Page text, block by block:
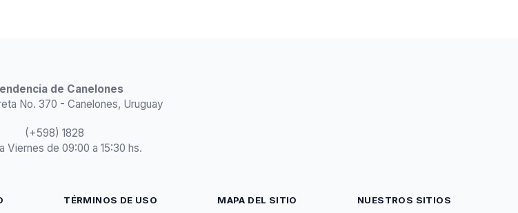
de Canelones
No. 370 - Canelones, Uruguay
(+598) 1828
Viernes de 09:00 a 15:30 hs.
TÉRMINOS DE USO MAPA DEL SITIO NUESTROS SITIOS